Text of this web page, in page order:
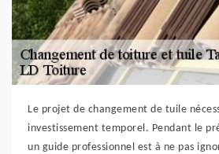
Le projet de changement de tuile
investissement temporel. Pendant le
un guide professionnel est à ne pas